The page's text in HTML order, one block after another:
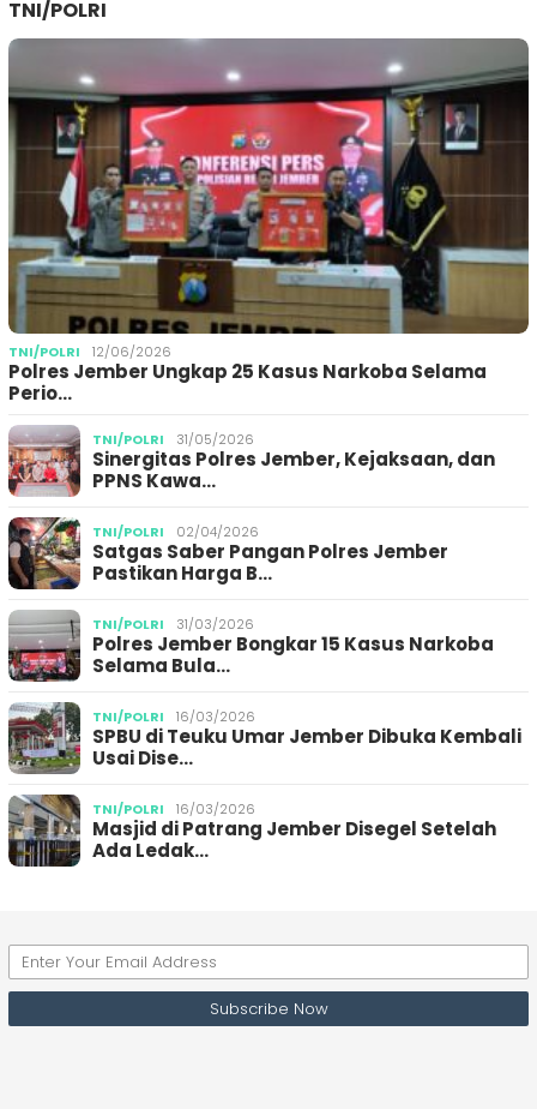
TNI/POLRI
TNI/POLRI 12/06/2026
Polres Jember Ungkap 25 Kasus Narkoba Selama
Perio…
TNI/POLRI 31/05/2026
Sinergitas Polres Jember, Kejaksaan, dan
PPNS Kawa…
TNI/POLRI 02/04/2026
Satgas Saber Pangan Polres Jember
Pastikan Harga B…
TNI/POLRI 31/03/2026
Polres Jember Bongkar 15 Kasus Narkoba
Selama Bula…
TNI/POLRI 16/03/2026
SPBU di Teuku Umar Jember Dibuka Kembali
Usai Dise…
TNI/POLRI 16/03/2026
Masjid di Patrang Jember Disegel Setelah
Ada Ledak…